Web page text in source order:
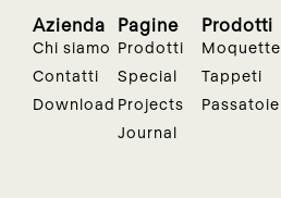
Azienda
Chi siamo
Contatti
Download
Pagine
Prodotti
Special
Projects
Journal
Prodotti
Moquette
Tappeti
Passatoie